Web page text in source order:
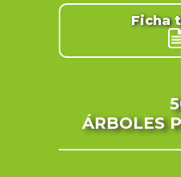
Ficha
ÁRBOLES